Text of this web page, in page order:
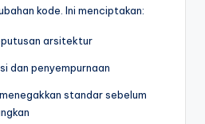
kode. Ini menciptakan:
arsitektur
dan penyempurnaan
standar sebelum